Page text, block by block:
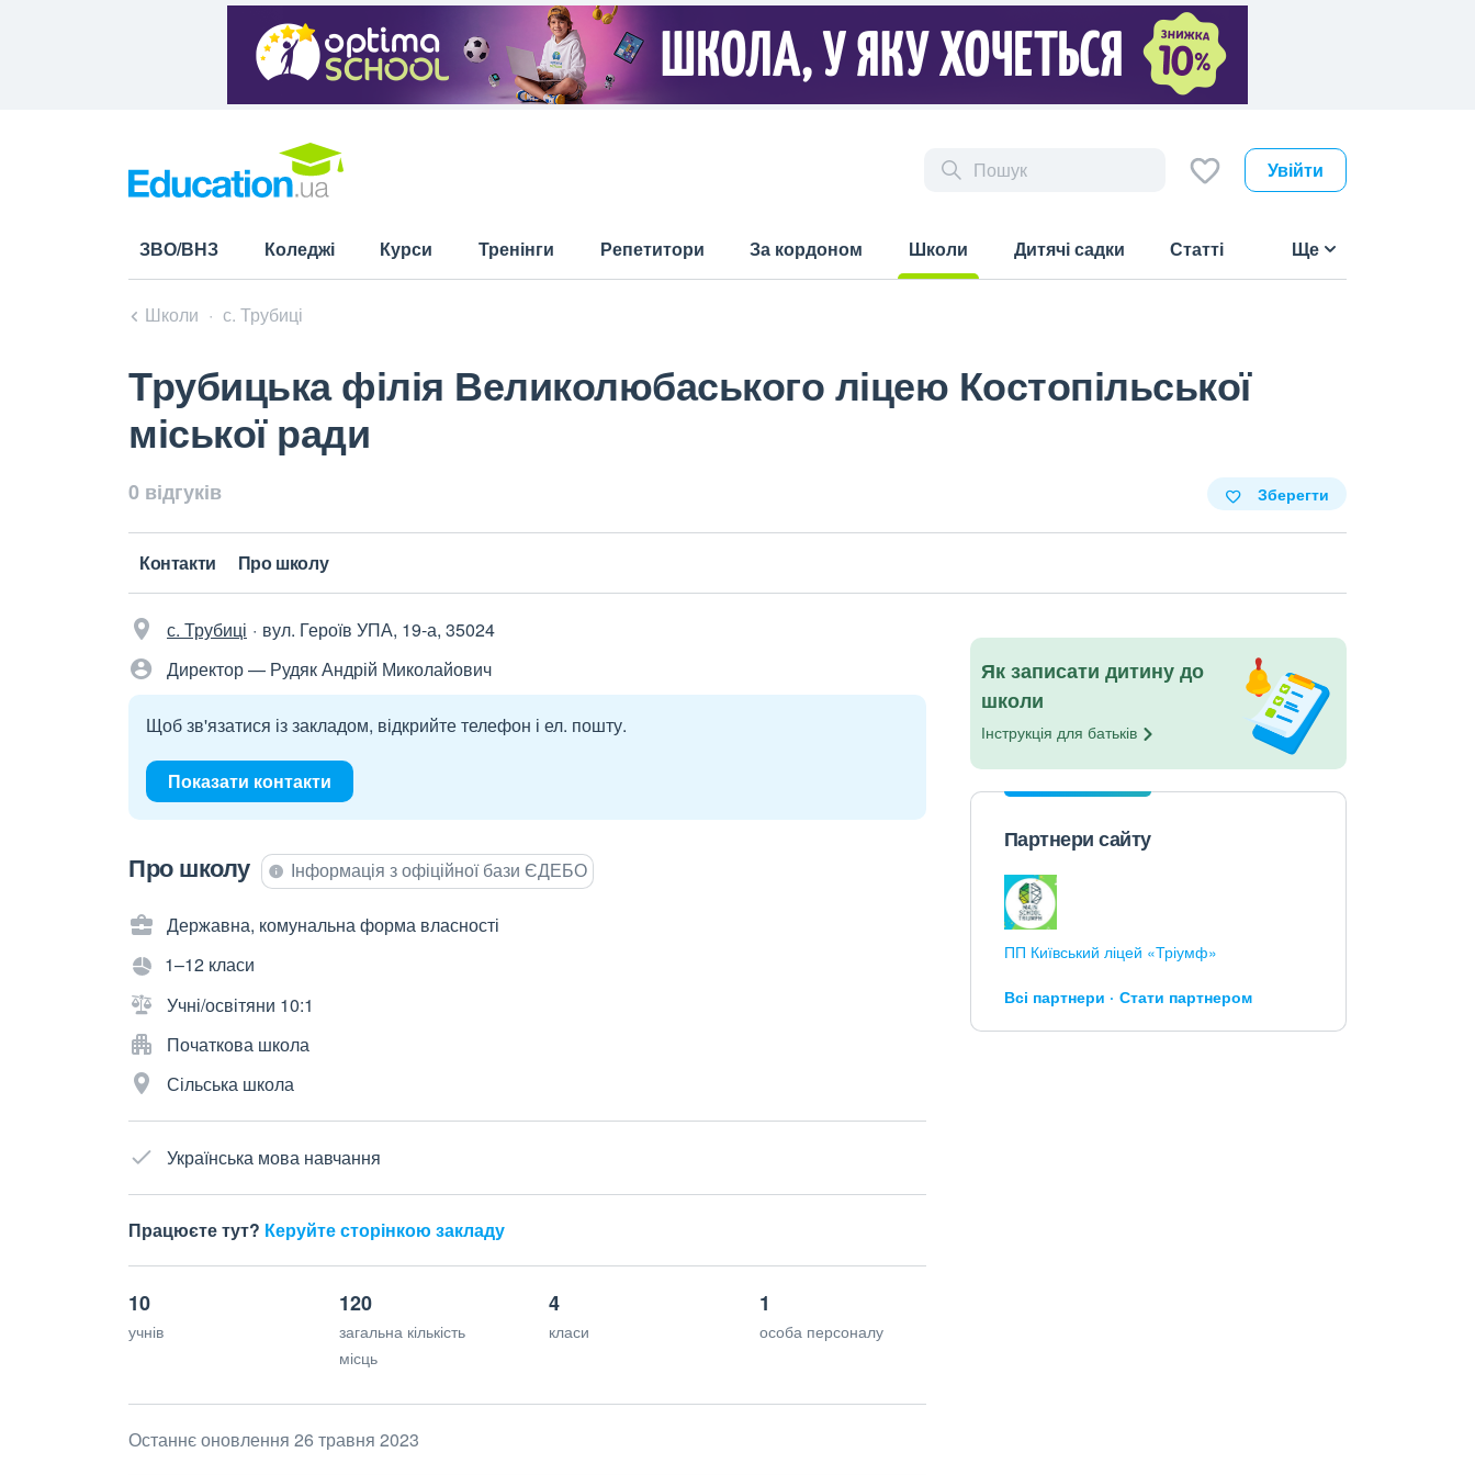
Увійти
ЗВО/ВНЗ Коледжі Курси Тренінги Репетитори За кордоном
Школи
Дитячі садки Статті Ще
Школи с. Трубиці
Трубицька філія Великолюбаського ліцею Костопільської
міської ради
0 відгуків Зберегти
Контакти Про школу
с. Трубиці
вул. Героїв УПА, 19-а, 35024
Директор — Рудяк Андрій Миколайович
Щоб зв'язатися із закладом, відкрийте телефон і ел. пошту.
Показати контакти
Про школу Інформація з офіційної бази ЄДЕБО
Державна, комунальна форма власності
1–12 класи
Учні/освітяни 10:1
Початкова школа
Сільська школа
Українська мова навчання
Працюєте тут? Керуйте сторінкою закладу
10
учнів
120
загальна кількість
місць
4
класи
1
особа персоналу
Останнє оновлення 26 травня 2023
Як записати дитину до
школи
Інструкція для батьків
Партнери сайту
ПП Київський ліцей «Тріумф»
Всі партнери Стати партнером